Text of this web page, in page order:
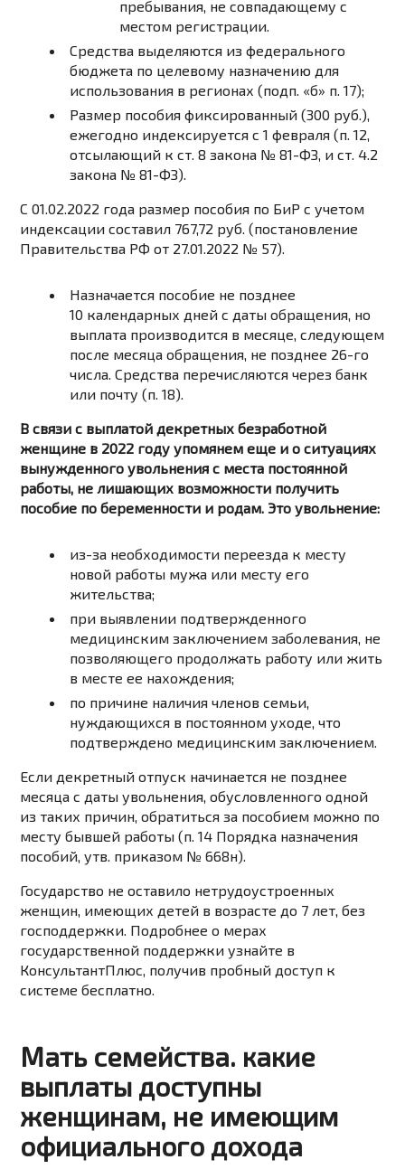
пребывания, не совпадающему с
местом регистрации.
Средства выделяются из федерального
бюджета по целевому назначению для
использования в регионах (подп. «б» п. 17);
Размер пособия фиксированный (300 руб.),
ежегодно индексируется с 1 февраля (п. 12,
отсылающий к ст. 8 закона № 81-ФЗ, и ст. 4.2
закона № 81-ФЗ).
С 01.02.2022 года размер пособия по БиР с учетом
индексации составил 767,72 руб. (постановление
Правительства РФ от 27.01.2022 № 57).
Назначается пособие не позднее
10 календарных дней с даты обращения, но
выплата производится в месяце, следующем
после месяца обращения, не позднее 26-го
числа. Средства перечисляются через банк
или почту (п. 18).
В связи с выплатой декретных безработной
женщине в 2022 году упомянем еще и о ситуациях
вынужденного увольнения с места постоянной
работы, не лишающих возможности получить
пособие по беременности и родам. Это увольнение:
из-за необходимости переезда к месту
новой работы мужа или месту его
жительства;
при выявлении подтвержденного
медицинским заключением заболевания, не
позволяющего продолжать работу или жить
в месте ее нахождения;
по причине наличия членов семьи,
нуждающихся в постоянном уходе, что
подтверждено медицинским заключением.
Если декретный отпуск начинается не позднее
месяца с даты увольнения, обусловленного одной
из таких причин, обратиться за пособием можно по
месту бывшей работы (п. 14 Порядка назначения
пособий, утв. приказом № 668н).
Государство не оставило нетрудоустроенных
женщин, имеющих детей в возрасте до 7 лет, без
господдержки. Подробнее о мерах
государственной поддержки узнайте в
КонсультантПлюс, получив пробный доступ к
системе бесплатно.
Мать семейства. какие
выплаты доступны
женщинам, не имеющим
официального дохода